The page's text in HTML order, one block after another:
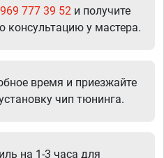
777 39 52 и получите
консультацию у мастера.
время и приезжайте
чип тюнинга.
на 1-3 часа для